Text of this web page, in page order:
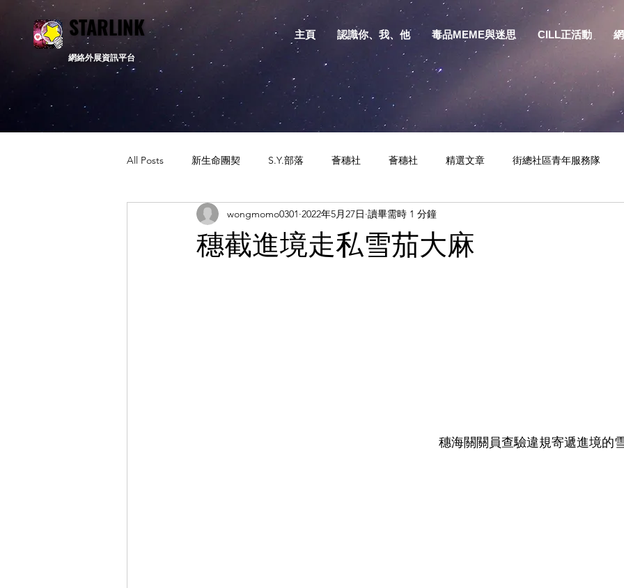
STARLINK
STARLINK
網絡外展資訊平台
主頁 認識你、我、他 毒品MEME與迷思 CILL正活動
All Posts 新生命團契 S.Y.部落 薈穗社 薈穗社 精選文章 街總社區青年服務隊
相關新聞 通告 相關資訊 預防物質濫用資源包
穗截進境走私雪茄大麻
wongmomo0301 2022年5月27日 讀畢需時 1 分鐘
穗海關關員查驗違規寄遞進境的